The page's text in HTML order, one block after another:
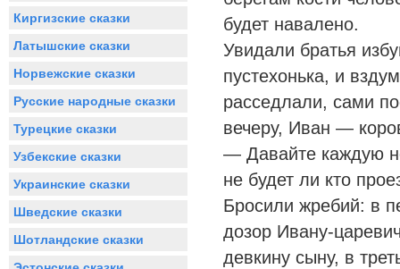
Киргизские сказки
Латышские сказки
Норвежские сказки
Русские народные сказки
Турецкие сказки
Узбекские сказки
Украинские сказки
Шведские сказки
Шотландские сказки
будет навалено.
Увидали братья
пустехонька, и
расседлали, сами
вечеру, Иван —
— Давайте каждую
не будет ли кто
Бросили жребий: в
дозор Ивану-
девкину сыну, в